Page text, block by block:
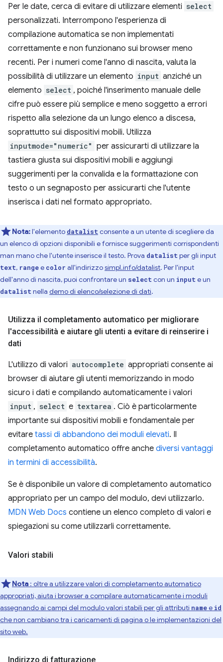
Per le date, cerca di evitare di utilizzare elementi select
personalizzati. Interrompono l'esperienza di
compilazione automatica se non implementati
correttamente e non funzionano sui browser meno
recenti. Per i numeri come l'anno di nascita, valuta la
possibilità di utilizzare un elemento input anziché un
elemento select , poiché l'inserimento manuale delle
cifre può essere più semplice e meno soggetto a errori
rispetto alla selezione da un lungo elenco a discesa,
soprattutto sui dispositivi mobili. Utilizza
inputmode="numeric" per assicurarti di utilizzare la
tastiera giusta sui dispositivi mobili e aggiungi
suggerimenti per la convalida e la formattazione con
testo o un segnaposto per assicurarti che l'utente
inserisca i dati nel formato appropriato.
Nota:l'elemento datalistconsente a un utente di scegliere da
un elenco di opzioni disponibili e fornisce suggerimenti corrispondenti
man mano che l'utente inserisce il testo. Prova datalistper gli input
text, rangee color all'indirizzosimpl.info/datalist. Per l'input
dell'anno di nascita, puoi confrontare un selectcon un inpute un
datalistnella demo di elenco/selezione di dati.
Utilizza il completamento automatico per migliorare
l'accessibilità e aiutare gli utenti a evitare di reinserire i
dati
L'utilizzo di valori autocomplete appropriati consente ai
browser di aiutare gli utenti memorizzando in modo
sicuro i dati e compilando automaticamente i valori
input , select e textarea . Ciò è particolarmente
importante sui dispositivi mobili e fondamentale per
evitare tassi di abbandono dei moduli elevati. Il
completamento automatico offre anche diversi vantaggi
in termini di accessibilità.
Se è disponibile un valore di completamento automatico
appropriato per un campo del modulo, devi utilizzarlo.
MDN Web Docs contiene un elenco completo di valori e
spiegazioni su come utilizzarli correttamente.
Valori stabili
Nota : oltre a utilizzare valori di completamento automatico
appropriati, aiuta i browser a compilare automaticamente i moduli
assegnando ai campi del modulo valori stabili per gli attributi namee id
che non cambiano tra i caricamenti di pagina o le implementazioni del
sito web.
Indirizzo di fatturazione